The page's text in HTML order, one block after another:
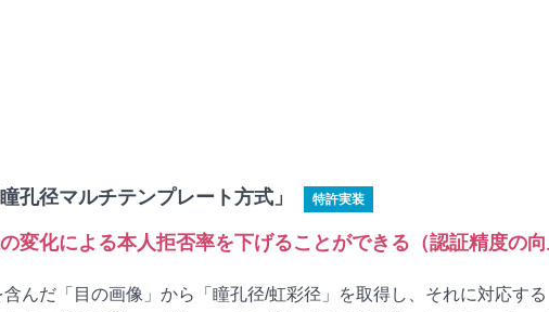
孔径マルチテンプレート方式」 特許実装
変化による本人拒否率を下げることができる（認証精度の向
んだ「目の画像」から「瞳孔径/虹彩径」を取得し、それに対応す